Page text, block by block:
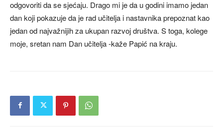
odgovoriti da se sjećaju. Drago mi je da u godini imamo jedan
dan koji pokazuje da je rad učitelja i nastavnika prepoznat kao
jedan od najvažnijih za ukupan razvoj društva. S toga, kolege
moje, sretan nam Dan učitelja -kaže Papić na kraju.